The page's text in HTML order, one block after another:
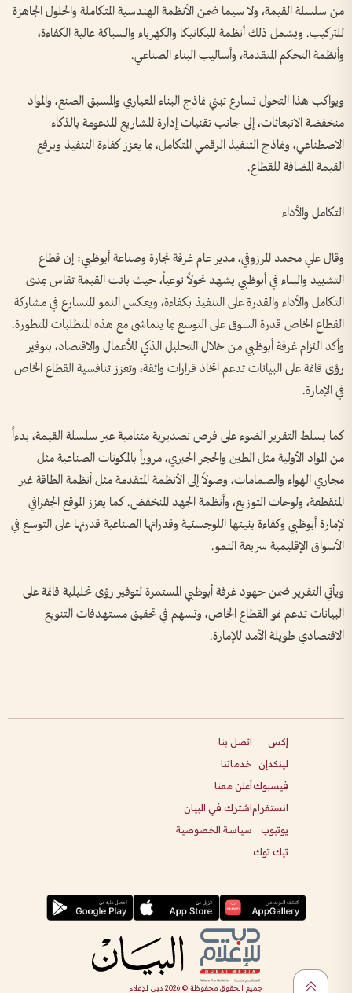
من سلسلة القيمة، ولا سيما ضمن الأنظمة الهندسية المتكاملة والحلول الجاهزة
للتركيب. ويشمل ذلك أنظمة الميكانيكا والكهرباء والسباكة عالية الكفاءة،
وأنظمة التحكم المتقدمة، وأساليب البناء الصناعي.
ويواكب هذا التحول تسارع تبني نماذج البناء المعياري والمسبق الصنع، والمواد
منخفضة الانبعاثات، إلى جانب تقنيات إدارة المشاريع المدعومة بالذكاء
الاصطناعي، ونماذج التنفيذ الرقمي المتكامل، بما يعزز كفاءة التنفيذ ويرفع
القيمة المضافة للقطاع.
التكامل والأداء
وقال علي محمد المرزوقي، مدير عام غرفة تجارة وصناعة أبوظبي: إن قطاع
التشييد والبناء في أبوظبي يشهد تحولاً نوعياً، حيث باتت القيمة تقاس بمدى
التكامل والأداء والقدرة على التنفيذ بكفاءة، ويعكس النمو المتسارع في مشاركة
القطاع الخاص قدرة السوق على التوسع بما يتماشى مع هذه المتطلبات المتطورة.
وأكد التزام غرفة أبوظبي من خلال التحليل الذكي للأعمال والاقتصاد، بتوفير
رؤى قائمة على البيانات تدعم اتخاذ قرارات واثقة، وتعزز تنافسية القطاع الخاص
في الإمارة.
كما يسلط التقرير الضوء على فرص تصديرية متنامية عبر سلسلة القيمة، بدءاً
من المواد الأولية مثل الطين والحجر الجيري، مروراً بالمكونات الصناعية مثل
مجاري الهواء والصمامات، وصولاً إلى الأنظمة المتقدمة مثل أنظمة الطاقة غير
المنقطعة، ولوحات التوزيع، وأنظمة الجهد المنخفض. كما يعزز الموقع الجغرافي
لإمارة أبوظبي وكفاءة بنيتها اللوجستية وقدراتها الصناعية قدرتها على التوسع في
الأسواق الإقليمية سريعة النمو.
ويأتي التقرير ضمن جهود غرفة أبوظبي المستمرة لتوفير رؤى تحليلية قائمة على
البيانات تدعم نمو القطاع الخاص، وتسهم في تحقيق مستهدفات التنويع
الاقتصادي طويلة الأمد للإمارة.
إكس
لينكدإن
فيسبوك
انستغرام
يوتيوب
تيك توك
اتصل بنا
خدماتنا
أعلن معنا
اشترك في البيان
سياسة الخصوصية
جميع الحقوق محفوظة ©2026 دبي للإعلام